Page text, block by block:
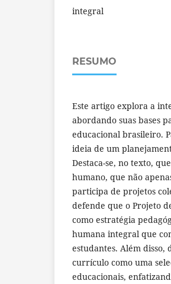
integral
RESUMO
Este artigo explora a
abordando suas bases
educacional brasileiro.
ideia de um
Destaca-se, no texto,
humano, que não
participa de projetos
defende que o Projeto
como estratégia
humana integral que
estudantes. Além disso,
currículo como uma
educacionais,